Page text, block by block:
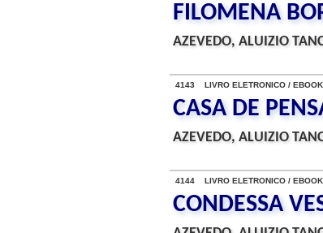
FILOMENA
AZEVEDO, ALUIZIO
4143 LIVRO ELETRONICO / EBOOK
CASA DE
AZEVEDO, ALUIZIO
4144 LIVRO ELETRONICO / EBOOK
CONDESSA